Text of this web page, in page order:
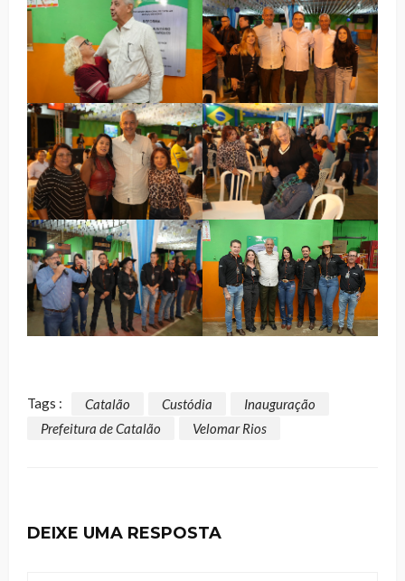
Tags : Catalão Custódia
Inauguração
Prefeitura de Catalão
Velomar Rios
DEIXE UMA RESPOSTA